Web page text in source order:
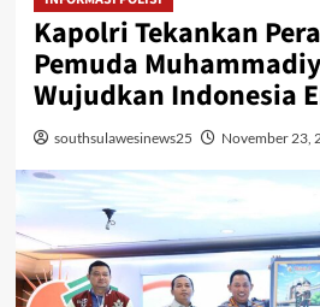
Kapolri Tekankan
Pemuda
Wujudkan Indonesia
southsulawesinews25 November 23,